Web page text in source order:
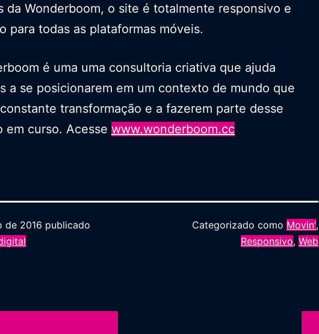
da Wonderboom, o site é totalmente responsivo e
para todas as plataformas móveis.
é uma uma consultoria criativa que ajuda
a se posicionarem em um contexto de mundo que
transformação e a fazerem parte desse
em curso. Acesse www.wonderboom.cc
de 2016 publicado
Categorizado como Movin',
Responsivo, Web